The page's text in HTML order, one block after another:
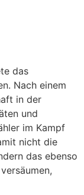
das
Nach einem
in der
und
im Kampf
nicht die
das ebenso